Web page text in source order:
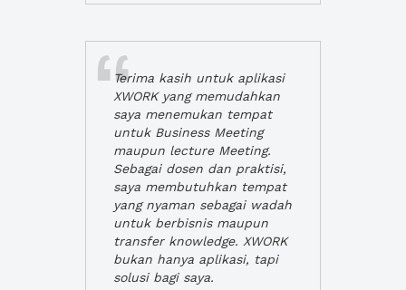
Terima kasih untuk aplikasi
XWORK yang memudahkan
saya menemukan tempat
untuk Business Meeting
maupun lecture Meeting.
Sebagai dosen dan praktisi,
saya membutuhkan tempat
yang nyaman sebagai wadah
untuk berbisnis maupun
transfer knowledge. XWORK
bukan hanya aplikasi, tapi
solusi bagi saya.